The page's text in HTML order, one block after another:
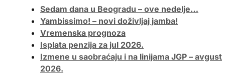
Sedam dana u Beogradu – ove nedelje…
Yambissimo! – novi doživljaj jamba!
Vremenska prognoza
Isplata penzija za jul 2026.
Izmene u saobraćaju i na linijama JGP – avgust
2026.